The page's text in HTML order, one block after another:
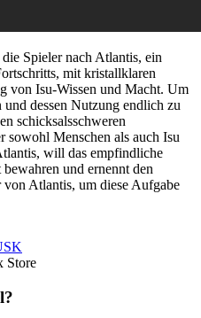
Spieler nach Atlantis, ein
mit kristallklaren
von Isu-Wissen und Macht. Um
und dessen Nutzung endlich zu
schicksalsschweren
sowohl Menschen als auch Isu
will das empfindliche
und ernennt den
Atlantis, um diese Aufgabe
Store